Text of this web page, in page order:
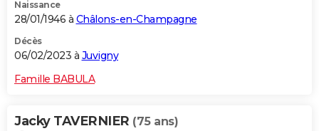
Naissance
28/01/1946 à Châlons-en-Champagne
Décès
06/02/2023 à Juvigny
Famille BABULA
Jacky TAVERNIER (75 ans)